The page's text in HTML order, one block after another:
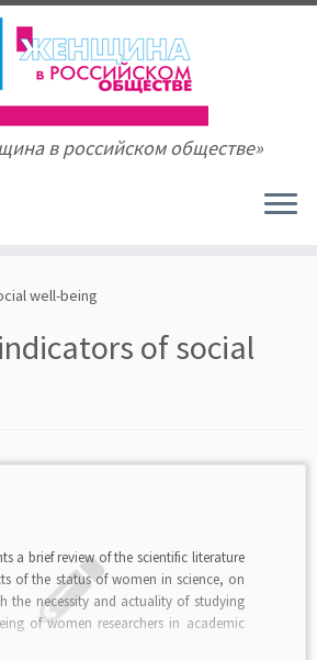
в российском обществе»
well-being
indicators of social
a brief review of the scientific literature
of the status of women in science, on
the necessity and actuality of studying
of women researchers in academic